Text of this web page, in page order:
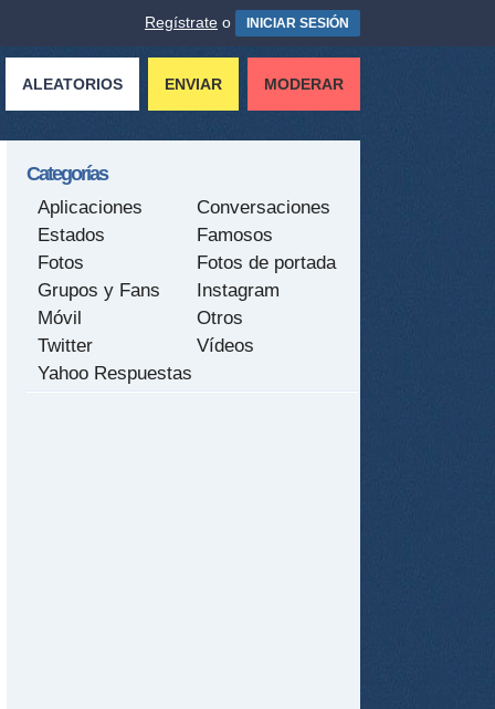
Regístrate o INICIAR SESIÓN
ALEATORIOS ENVIAR MODERAR
Categorías
Aplicaciones
Conversaciones
Estados
Famosos
Fotos
Fotos de portada
Grupos y Fans
Instagram
Móvil
Otros
Twitter
Vídeos
Yahoo Respuestas